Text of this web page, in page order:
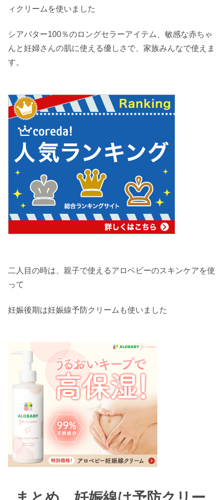
ィクリームを使いました
シアバター100％のロングセラーアイテム、敏感な赤ちゃ
んと妊婦さんの肌に使える優しさで、家族みんなで使えま
す。
二人目の時は、親子で使えるアロベビーのスキンケアを使
って
妊娠後期は妊娠線予防クリームも使いました